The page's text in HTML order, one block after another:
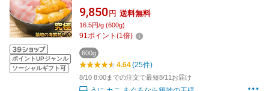
ポイントUPジャンル
ソーシャルギフト可
生うに＆北海道産イクラ＆王様のネギトロ。通
が唸る本マグロを極める 本鮪 ギフト 詰め合わ
せ 寿司 刺身 築地市場 豊洲市場 おせち
9,850 円 送料無料
16.5円/g (600g)
91ポイント (1倍)
600g
4.64(25件)
8/10 8:00までの注文で最短8/11お届け